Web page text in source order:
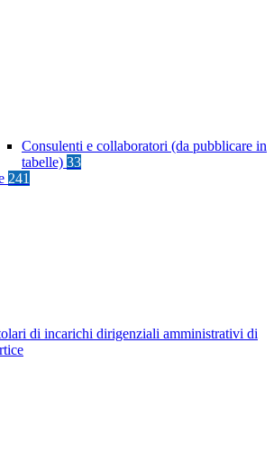
Consulenti e collaboratori (da pubblicare in
tabelle) 33
241
di incarichi dirigenziali amministrativi di